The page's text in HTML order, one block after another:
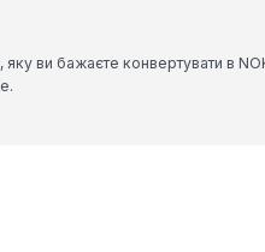
яку ви бажаєте конвертувати в